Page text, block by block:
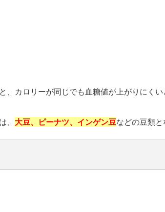
カロリーが同じでも血糖値が上がりにく
、 大豆、ピーナツ、インゲン豆などの豆類と